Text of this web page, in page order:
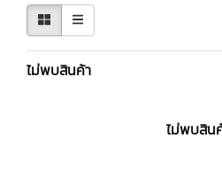
ไม่พบสินค้า
ไม่พบสิน